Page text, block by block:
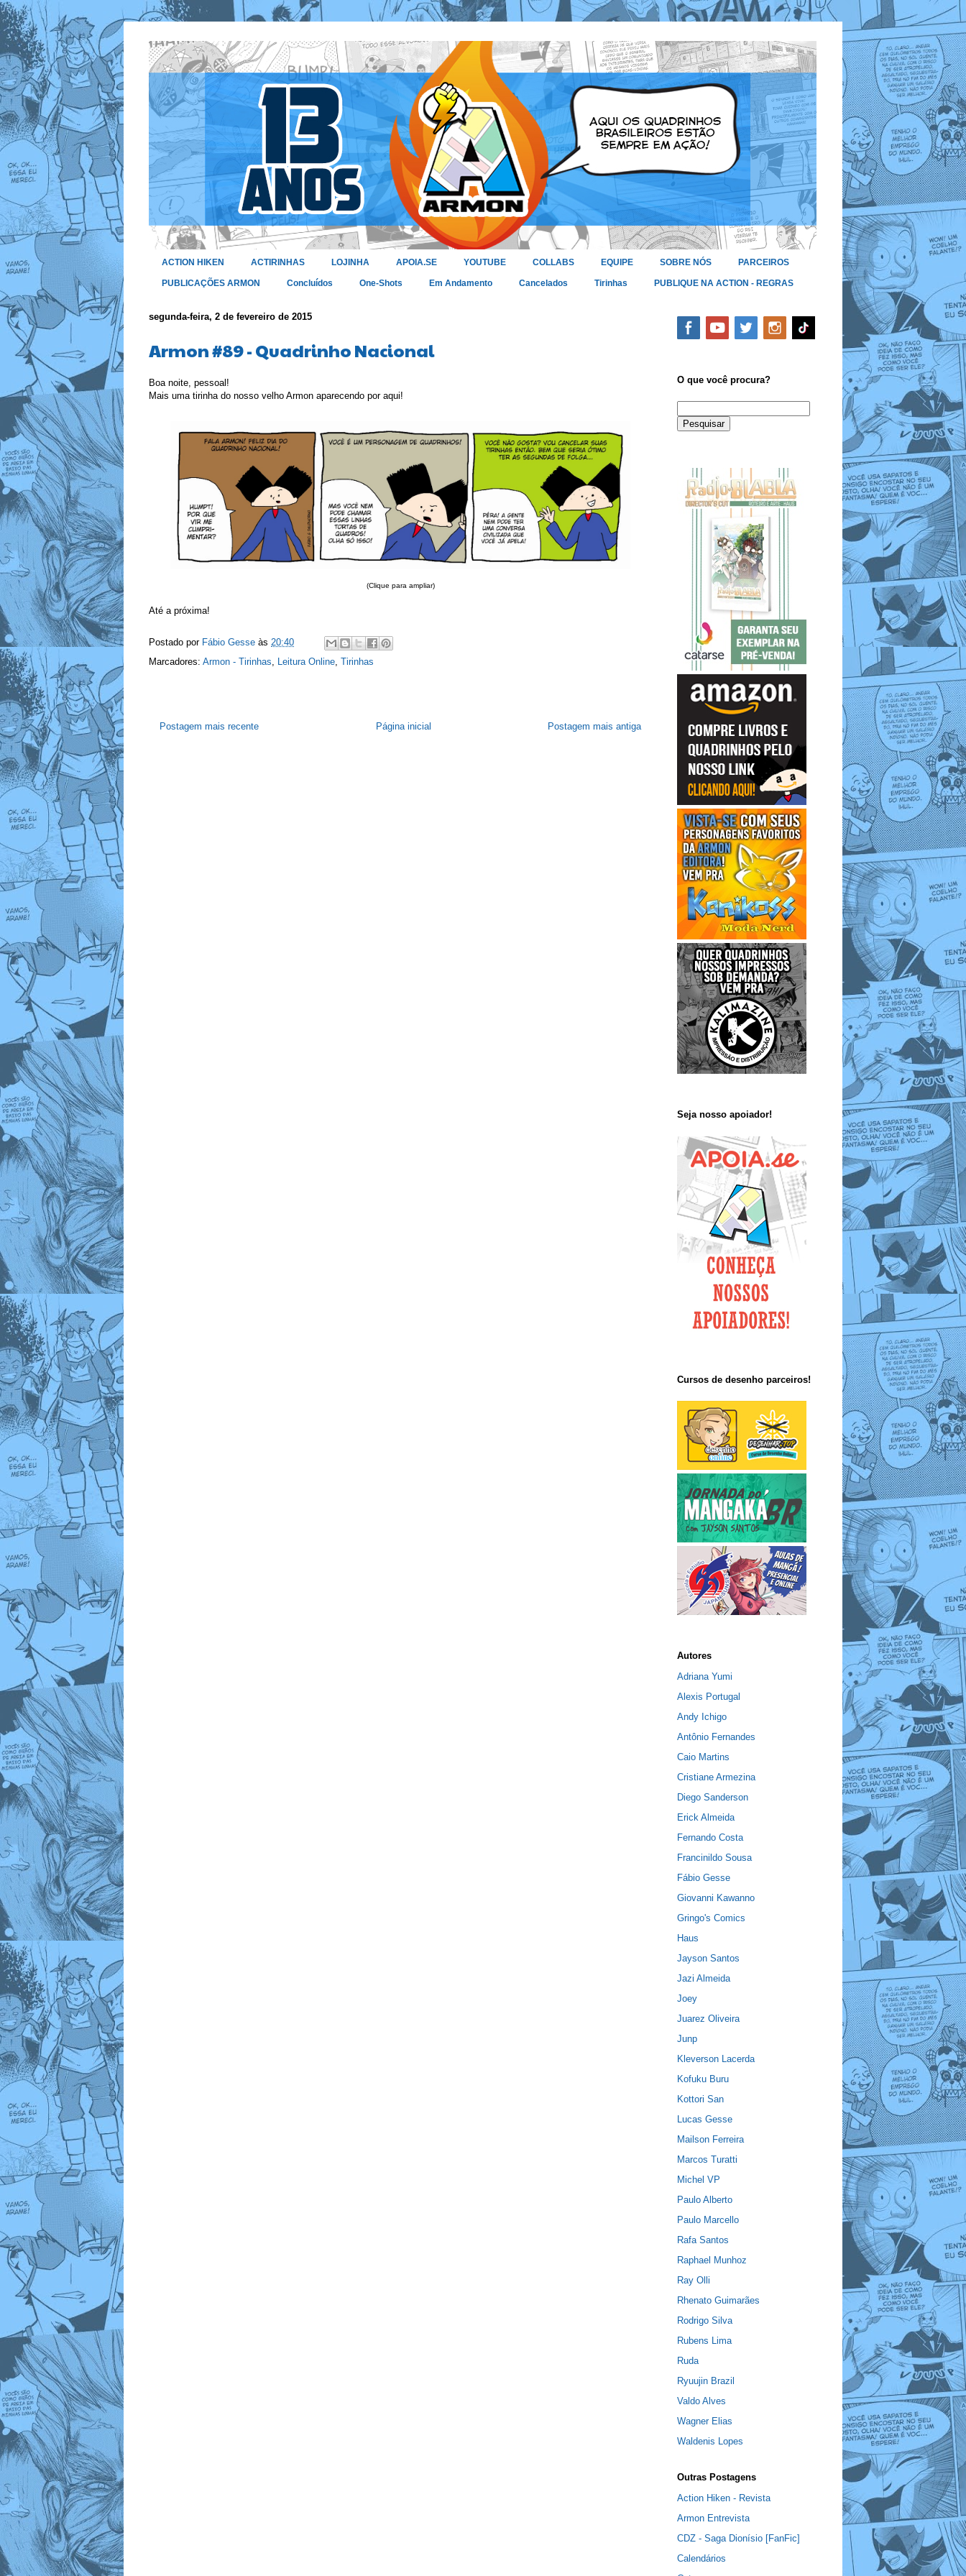
ACTION HIKEN ACTIRINHAS LOJINHA APOIA.SE YOUTUBE COLLABS EQUIPE SOBRE NÓS PARCEIROS
PUBLICAÇÕES ARMON Concluídos One-Shots Em Andamento Cancelados Tirinhas PUBLIQUE NA ACTION - REGRAS
segunda-feira, 2 de fevereiro de 2015
Armon #89 - Quadrinho Nacional
Boa noite, pessoal!
Mais uma tirinha do nosso velho Armon aparecendo por aqui!
(Clique para ampliar)
Até a próxima!
Postado por Fábio Gesse às 20:40
Marcadores: Armon - Tirinhas Leitura Online Tirinhas
Postagem mais recente Postagem mais antiga
Página inicial
O que você procura?
Seja nosso apoiador!
Cursos de desenho parceiros!
Autores
Adriana Yumi
Alexis Portugal
Andy Ichigo
Antônio Fernandes
Caio Martins
Cristiane Armezina
Diego Sanderson
Erick Almeida
Fernando Costa
Francinildo Sousa
Fábio Gesse
Giovanni Kawanno
Gringo's Comics
Haus
Jayson Santos
Jazi Almeida
Joey
Juarez Oliveira
Junp
Kleverson Lacerda
Kofuku Buru
Kottori San
Lucas Gesse
Mailson Ferreira
Marcos Turatti
Michel VP
Paulo Alberto
Paulo Marcello
Rafa Santos
Raphael Munhoz
Ray Olli
Rhenato Guimarães
Rodrigo Silva
Rubens Lima
Ruda
Ryuujin Brazil
Valdo Alves
Wagner Elias
Waldenis Lopes
Outras Postagens
Action Hiken - Revista
Armon Entrevista
CDZ - Saga Dionísio [FanFic]
Calendários